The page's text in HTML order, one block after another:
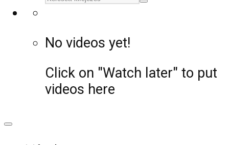
No videos yet!
Click on "Watch later" to put
videos here